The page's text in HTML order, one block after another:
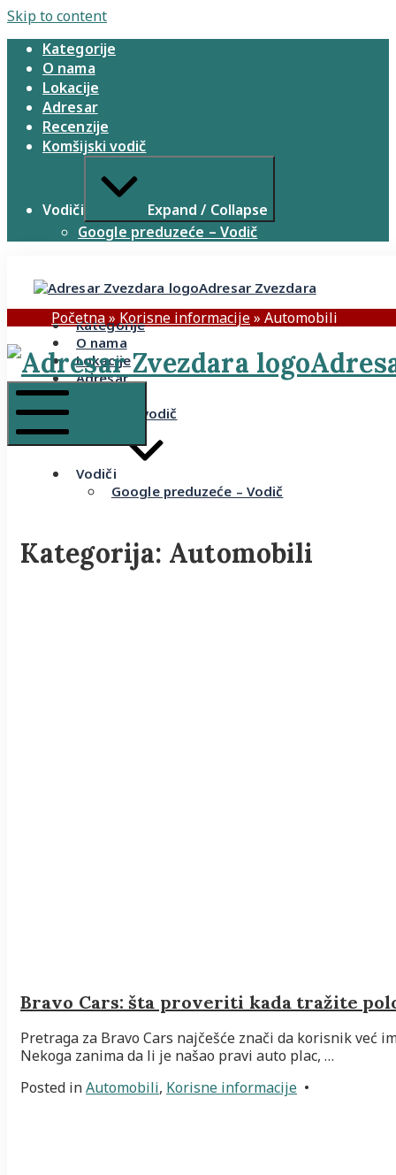
Skip to content
Kategorije
O nama
Lokacije
Adresar
Recenzije
Komšijski vodič
Vodiči
Expand / Collapse
Google preduzeće – Vodič
Adresar Zvezdara
Kategorije
O nama
Lokacije
Adresar
Komšijski vodič
Vodiči
Google preduzeće – Vodič
Početna» Korisne informacije» Automobili
Kategorija: Automobili
Bravo Cars: šta proveriti kada tražite
Pretraga za Bravo Cars najčešće znači da korisnik već
Nekoga zanima da li je našao pravi auto plac, …
Posted inAutomobili, Korisne informacije •